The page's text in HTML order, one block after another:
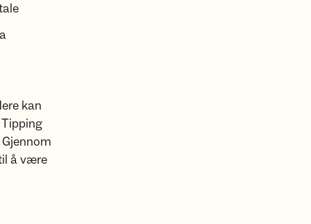
kan
Gjennom
å være